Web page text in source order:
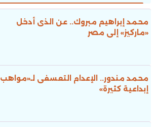
محمد إبراهيم مبروك.. عن الذى أدخل
«ماركيز» إلى مصر
محمد مندور.. الإعدام التعسفى لـ«مواهب
إبداعية كثيرة»